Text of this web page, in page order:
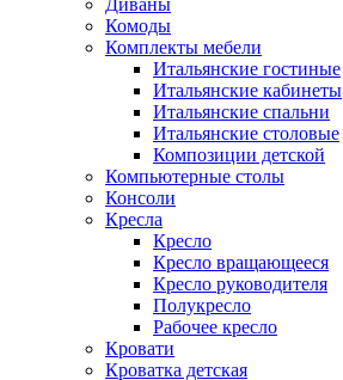
Диваны
Комоды
Комплекты мебели
Итальянские гостиные
Итальянские кабинеты
Итальянские спальни
Итальянские столовые
Композиции детской
Компьютерные столы
Консоли
Кресла
Кресло
Кресло вращающееся
Кресло руководителя
Полукресло
Рабочее кресло
Кровати
Кроватка детская